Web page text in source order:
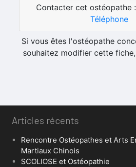
Contacter cet ostéopathe :
Téléphone
Si vous êtes l'ostéopathe
souhaitez modifier cette fiche,
Articles récents
Rencontre Ostéopathes et Arts
Martiaux Chinois
SCOLIOSE et Ostéopathie